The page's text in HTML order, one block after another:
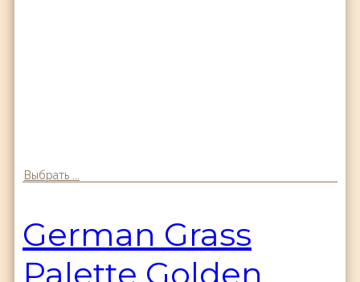
Выбрать ...
German Grass
Palette Golden